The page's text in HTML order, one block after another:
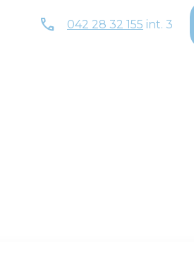
call 042 28 32 155 int. 3